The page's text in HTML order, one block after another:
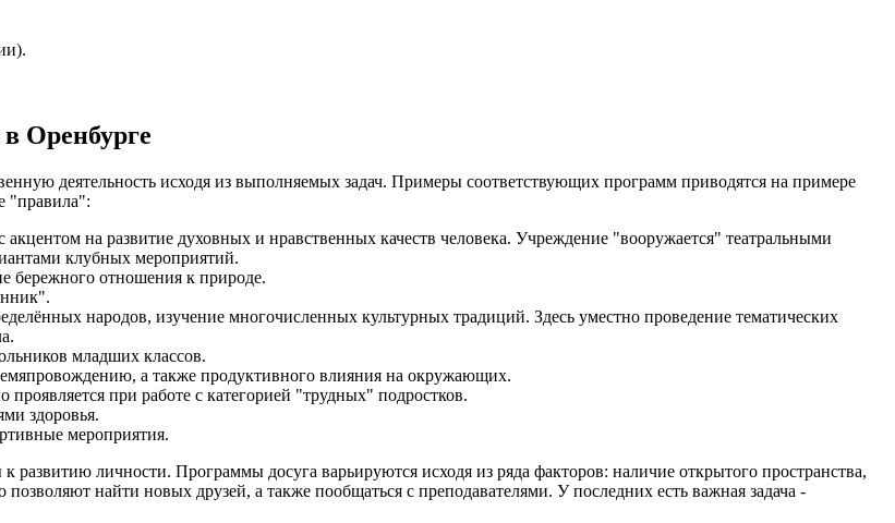
Оренбурге
деятельность исходя из выполняемых задач. Примеры соответствующих программ приводятся на примере
"правила":
на развитие духовных и нравственных качеств человека. Учреждение "вооружается" театральными
клубных мероприятий.
бережного отношения к природе.
народов, изучение многочисленных культурных традиций. Здесь уместно проведение тематических
младших классов.
а также продуктивного влияния на окружающих.
при работе с категорией "трудных" подростков.
здоровья.
мероприятия.
личности. Программы досуга варьируются исходя из ряда факторов: наличие открытого пространства,
найти новых друзей, а также пообщаться с преподавателями. У последних есть важная задача -